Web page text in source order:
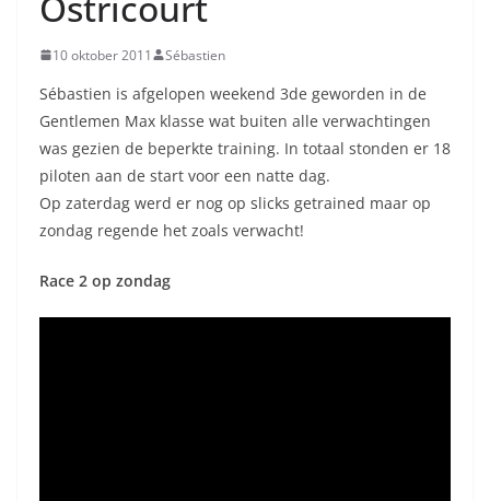
10 oktober 2011 Sébastien
Sébastien is afgelopen weekend 3de geworden in de
Gentlemen Max klasse wat buiten alle verwachtingen
was gezien de beperkte training. In totaal stonden er 18
piloten aan de start voor een natte dag.
Op zaterdag werd er nog op slicks getrained maar op
zondag regende het zoals verwacht!
Race 2 op zondag